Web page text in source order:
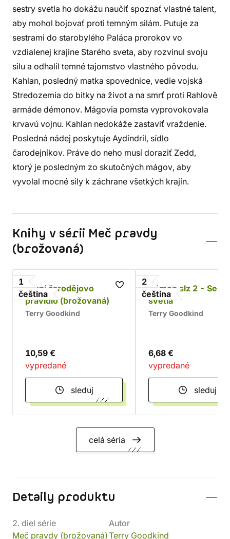
sestry svetla ho dokážu naučiť spoznať vlastné talent,
aby mohol bojovať proti temným silám. Putuje za
sestrami do starobylého Paláca prorokov vo
vzdialenej krajine Starého sveta, aby rozvinul svoju
silu a odhalil temné tajomstvo vlastného pôvodu.
Kahlan, posledný matka spovednice, vedie vojská
Stredozemia do bitky na život a na smrť proti Rahlově
armáde démonov. Mágovia pomsta vyprovokovala
krvavú vojnu. Kahlan nedokáže zastaviť vraždenie.
Posledná nádej poskytuje Aydindril, sídlo
čarodejníkov. Práve do neho musí doraziť Zedd,
ktorý je posledným zo skutočných mágov, aby
vyvolal mocné sily k záchrane všetkých krajín.
Knihy v sérii Meč pravdy
(brožovaná)
1
čeština
První čarodějovo
pravidlo (brožovaná)
Terry Goodkind
10,59 €
vypredané
sleduj
2
čeština
Kámen slz 2 -
světla
Terry Goodkind
6,68 €
vypredané
sleduj
celá séria
Detaily produktu
2. diel série
Meč pravdy (brožovaná)
Autor
Terry Goodkind